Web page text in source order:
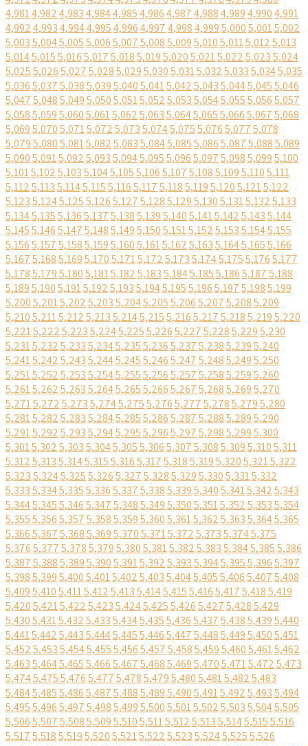
4,9814,9824,9834,9844,9854,9864,9874,9884,9894,9904,991
4,9924,9934,9944,9954,9964,9974,9984,9995,0005,0015,002
5,0035,0045,0055,0065,0075,0085,0095,0105,0115,0125,013
5,0145,0155,0165,0175,0185,0195,0205,0215,0225,0235,024
5,0255,0265,0275,0285,0295,0305,0315,0325,0335,0345,035
5,0365,0375,0385,0395,0405,0415,0425,0435,0445,0455,046
5,0475,0485,0495,0505,0515,0525,0535,0545,0555,0565,057
5,0585,0595,0605,0615,0625,0635,0645,0655,0665,0675,068
5,0695,0705,0715,0725,0735,0745,0755,0765,0775,078
5,0795,0805,0815,0825,0835,0845,0855,0865,0875,0885,089
5,0905,0915,0925,0935,0945,0955,0965,0975,0985,0995,100
5,1015,1025,1035,1045,1055,1065,1075,1085,1095,1105,111
5,1125,1135,1145,1155,1165,1175,1185,1195,1205,1215,122
5,1235,1245,1255,1265,1275,1285,1295,1305,1315,1325,133
5,1345,1355,1365,1375,1385,1395,1405,1415,1425,1435,144
5,1455,1465,1475,1485,1495,1505,1515,1525,1535,1545,155
5,1565,1575,1585,1595,1605,1615,1625,1635,1645,1655,166
5,1675,1685,1695,1705,1715,1725,1735,1745,1755,1765,177
5,1785,1795,1805,1815,1825,1835,1845,1855,1865,1875,188
5,1895,1905,1915,1925,1935,1945,1955,1965,1975,1985,199
5,2005,2015,2025,2035,2045,2055,2065,2075,2085,209
5,2105,2115,2125,2135,2145,2155,2165,2175,2185,2195,220
5,2215,2225,2235,2245,2255,2265,2275,2285,2295,230
5,2315,2325,2335,2345,2355,2365,2375,2385,2395,240
5,2415,2425,2435,2445,2455,2465,2475,2485,2495,250
5,2515,2525,2535,2545,2555,2565,2575,2585,2595,260
5,2615,2625,2635,2645,2655,2665,2675,2685,2695,270
5,2715,2725,2735,2745,2755,2765,2775,2785,2795,280
5,2815,2825,2835,2845,2855,2865,2875,2885,2895,290
5,2915,2925,2935,2945,2955,2965,2975,2985,2995,300
5,3015,3025,3035,3045,3055,3065,3075,3085,3095,3105,311
5,3125,3135,3145,3155,3165,3175,3185,3195,3205,3215,322
5,3235,3245,3255,3265,3275,3285,3295,3305,3315,332
5,3335,3345,3355,3365,3375,3385,3395,3405,3415,3425,343
5,3445,3455,3465,3475,3485,3495,3505,3515,3525,3535,354
5,3555,3565,3575,3585,3595,3605,3615,3625,3635,3645,365
5,3665,3675,3685,3695,3705,3715,3725,3735,3745,375
5,3765,3775,3785,3795,3805,3815,3825,3835,3845,3855,386
5,3875,3885,3895,3905,3915,3925,3935,3945,3955,3965,397
5,3985,3995,4005,4015,4025,4035,4045,4055,4065,4075,408
5,4095,4105,4115,4125,4135,4145,4155,4165,4175,4185,419
5,4205,4215,4225,4235,4245,4255,4265,4275,4285,429
5,4305,4315,4325,4335,4345,4355,4365,4375,4385,4395,440
5,4415,4425,4435,4445,4455,4465,4475,4485,4495,4505,451
5,4525,4535,4545,4555,4565,4575,4585,4595,4605,4615,462
5,4635,4645,4655,4665,4675,4685,4695,4705,4715,4725,473
5,4745,4755,4765,4775,4785,4795,4805,4815,4825,483
5,4845,4855,4865,4875,4885,4895,4905,4915,4925,4935,494
5,4955,4965,4975,4985,4995,5005,5015,5025,5035,5045,505
5,5065,5075,5085,5095,5105,5115,5125,5135,5145,5155,516
5,5175,5185,5195,5205,5215,5225,5235,5245,5255,526